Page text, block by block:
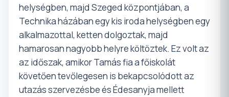
helységben, majd Szeged központjában, a
Technika házában egy kis iroda helységben egy
alkalmazottal, ketten dolgoztak, majd
hamarosan nagyobb helyre költöztek. Ez volt az
az időszak, amikor Tamás fia a főiskolát
követően tevőlegesen is bekapcsolódott az
utazás szervezésbe és Édesanyja mellett